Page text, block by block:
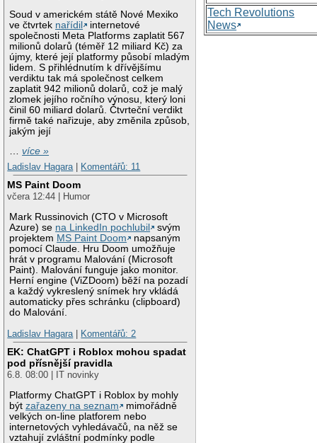
Soud v americkém státě Nové Mexiko
ve čtvrtek nařídil
internetové
společnosti Meta Platforms zaplatit 567
milionů dolarů (téměř 12 miliard Kč) za
újmy, které její platformy působí mladým
lidem. S přihlédnutím k dřívějšímu
verdiktu tak má společnost celkem
zaplatit 942 milionů dolarů, což je malý
zlomek jejího ročního výnosu, který loni
činil 60 miliard dolarů. Čtvrteční verdikt
firmě také nařizuje, aby změnila způsob,
jakým její
…více »
Ladislav Hagara
Komentářů: 11
MS Paint Doom
včera 12:44 | Humor
Mark Russinovich (CTO v Microsoft
Azure) se na LinkedIn pochlubil
svým
projektem MS Paint Doom
napsaným
pomocí Claude. Hru Doom umožňuje
hrát v programu Malování (Microsoft
Paint). Malování funguje jako monitor.
Herní engine (ViZDoom) běží na pozadí
a každý vykreslený snímek hry vkládá
automaticky přes schránku (clipboard)
do Malování.
Ladislav Hagara
Komentářů: 2
EK: ChatGPT i Roblox mohou spadat
pod přísnější pravidla
6.8. 08:00 | IT novinky
Platformy ChatGPT i Roblox by mohly
býtzařazeny na seznam
mimořádně
velkých on-line platforem nebo
internetových vyhledávačů, na něž se
vztahují zvláštní podmínky podle
Tech Revolutions
News